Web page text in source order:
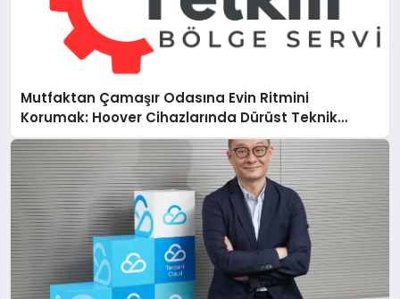
Mutfaktan Çamaşır Odasına Evin Ritmini
Korumak: Hoover Cihazlarında Dürüst Teknik
Destek Deneyimi